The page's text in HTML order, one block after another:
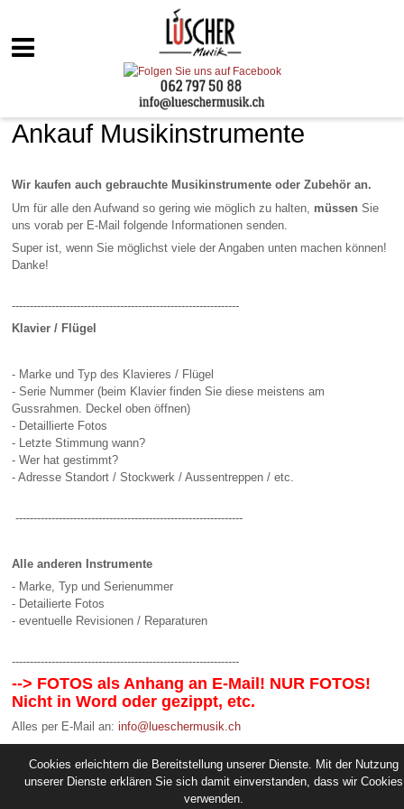
Ankauf Musikinstrumente
Wir kaufen auch gebrauchte Musikinstrumente oder Zubehör an.
Um für alle den Aufwand so gering wie möglich zu halten, müssen Sie
uns vorab per E-Mail folgende Informationen senden.
Super ist, wenn Sie möglichst viele der Angaben unten machen können!
Danke!
---------------------------------------------------------------
Klavier / Flügel
- Marke und Typ des Klavieres / Flügel
- Serie Nummer (beim Klavier finden Sie diese meistens am
Gussrahmen. Deckel oben öffnen)
- Detaillierte Fotos
- Letzte Stimmung wann?
- Wer hat gestimmt?
- Adresse Standort / Stockwerk / Aussentreppen / etc.
---------------------------------------------------------------
Alle anderen Instrumente
- Marke, Typ und Serienummer
- Detailierte Fotos
- eventuelle Revisionen / Reparaturen
---------------------------------------------------------------
--> FOTOS als Anhang an E-Mail! NUR FOTOS!
Nicht in Word oder gezippt, etc.
Alles per E-Mail an: info@lueschermusik.ch
Wir melden uns innerhalb 4-5 Arbeitstagen.
Cookies erleichtern die Bereitstellung unserer Dienste. Mit der Nutzung
unserer Dienste erklären Sie sich damit einverstanden, dass wir Cookies
verwenden.